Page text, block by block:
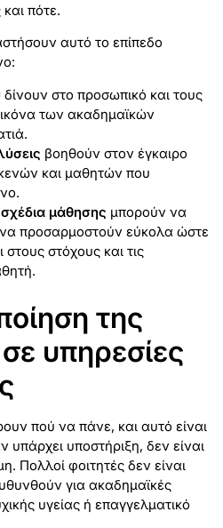
πότε.
αυτό το επίπεδο
δίνουν στο προσωπικό και τους
των ακαδημαϊκών
βοηθούν στον έγκαιρο
και μαθητών που
μάθησης μπορούν να
προσαρμοστούν εύκολα ώστε
στόχους και τις
της
υπηρεσίες
πού να πάνε, και αυτό είναι
υποστήριξη, δεν είναι
Πολλοί φοιτητές δεν είναι
για ακαδημαϊκές
υγείας ή επαγγελματικό